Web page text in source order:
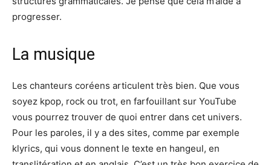
progresser.
La musique
Les chanteurs coréens articulent très bien. Que vous
soyez kpop, rock ou trot, en farfouillant sur YouTube
vous pourrez trouver de quoi entrer dans cet univers.
Pour les paroles, il y a des sites, comme par exemple
klyrics, qui vous donnent le texte en hangeul, en